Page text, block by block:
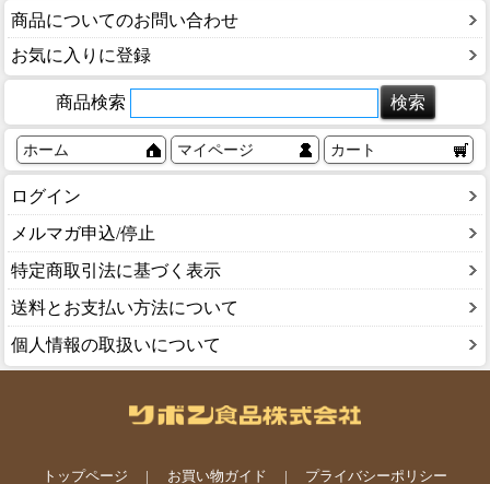
商品についてのお問い合わせ
お気に入りに登録
商品検索
ホーム マイページ カート
ログイン
メルマガ申込/停止
特定商取引法に基づく表示
送料とお支払い方法について
個人情報の取扱いについて
トップページ お買い物ガイド プライバシーポリシー